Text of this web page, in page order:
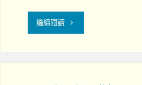
所
面
個
繼續閱讀"如